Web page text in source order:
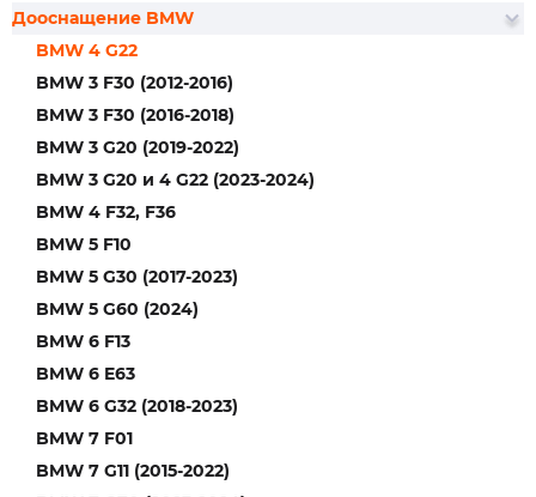
Дооснащение BMW
BMW 3 F30 (2012-2016)
BMW 3 F30 (2016-2018)
BMW 3 G20 (2019-2022)
BMW 3 G20 и 4 G22 (2023-2024)
BMW 4 F32, F36
BMW 4 G22
BMW 5 F10
BMW 5 G30 (2017-2023)
BMW 5 G60 (2024)
BMW 6 F13
BMW 6 E63
BMW 6 G32 (2018-2023)
BMW 7 F01
BMW 7 G11 (2015-2022)